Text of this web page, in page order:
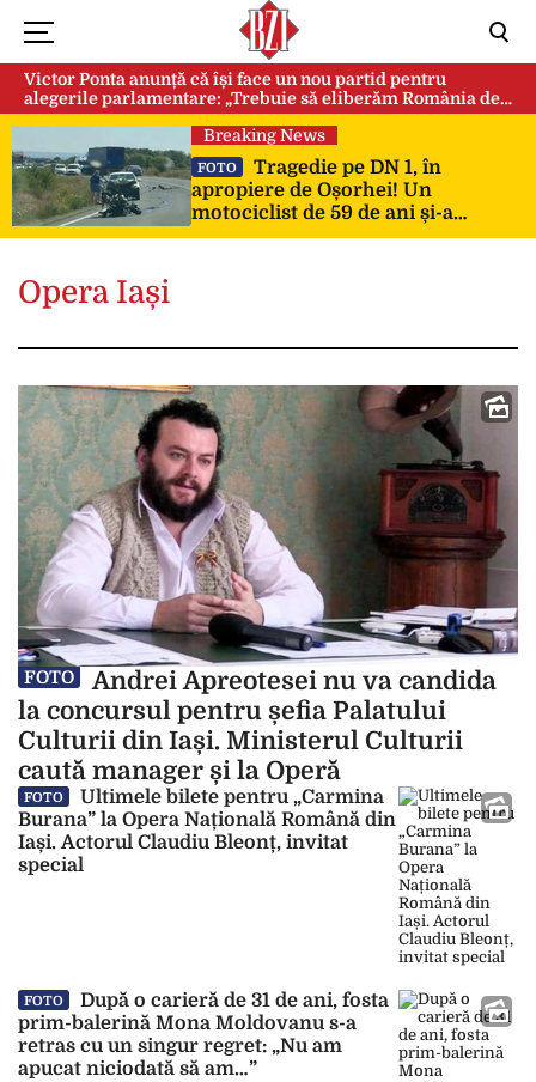
Victor Ponta anunță că își face un nou partid pentru
alegerile parlamentare: „Trebuie să eliberăm România de
această sectă globalistă”
Breaking News
FOTO
Tragedie pe DN 1, în
apropiere de Oșorhei! Un
motociclist de 59 de ani și-a
pierdut viața după impactul cu
Opera Iași
FOTO
Andrei Apreotesei nu va candida
la concursul pentru șefia Palatului
Culturii din Iași. Ministerul Culturii
caută manager și la Operă
FOTO
Ultimele bilete pentru „Carmina
Burana” la Opera Națională Română din
Iași. Actorul Claudiu Bleonț, invitat
special
FOTO
După o carieră de 31 de ani, fosta
prim-balerină Mona Moldovanu s-a
retras cu un singur regret: „Nu am
apucat niciodată să am…”